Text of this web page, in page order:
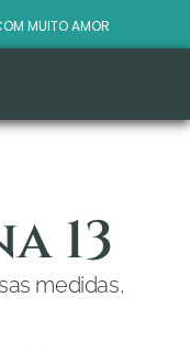
MUITO AMOR
13
medidas,